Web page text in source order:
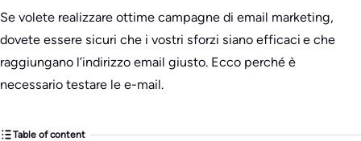
Se volete realizzare ottime campagne di email marketing,
dovete essere sicuri che i vostri sforzi siano efficaci e che
raggiungano l’indirizzo email giusto. Ecco perché è
necessario testare le e-mail.
Table of content